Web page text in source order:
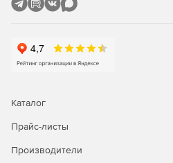
Astra Linux
Android версии 7.0 и выше.
Каталог
Прайс-листы
Производители